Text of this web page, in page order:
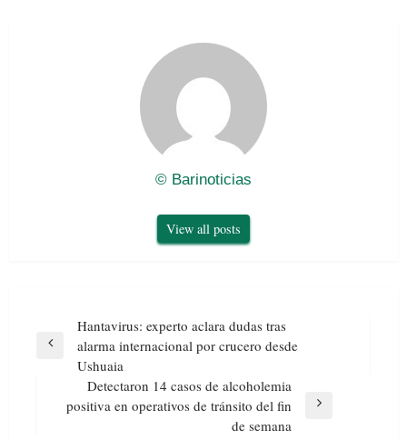
© Barinoticias
View all posts
Navegación
de
entradas
Previous
Hantavirus: experto aclara dudas tras
alarma internacional por crucero desde
Ushuaia
Next
Detectaron 14 casos de alcoholemia
positiva en operativos de tránsito del fin
de semana